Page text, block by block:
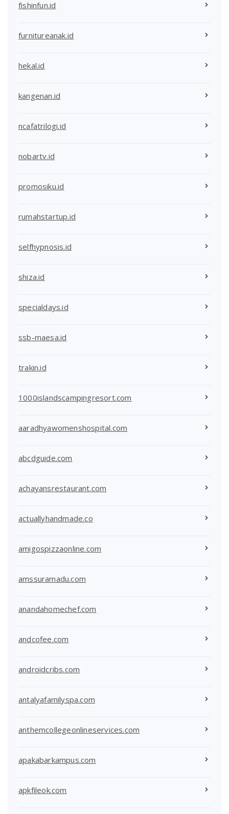
fishinfun.id
furnitureanak.id
hekal.id
kangenan.id
ncafatrilogi.id
nobartv.id
promosiku.id
rumahstartup.id
selfhypnosis.id
shiza.id
specialdays.id
ssb-maesa.id
trakin.id
1000islandscampingresort.com
aaradhyawomenshospital.com
abcdguide.com
achayansrestaurant.com
actuallyhandmade.co
amigospizzaonline.com
amssuramadu.com
anandahomechef.com
andcofee.com
androidcribs.com
antalyafamilyspa.com
anthemcollegeonlineservices.com
apakabarkampus.com
apkfileok.com